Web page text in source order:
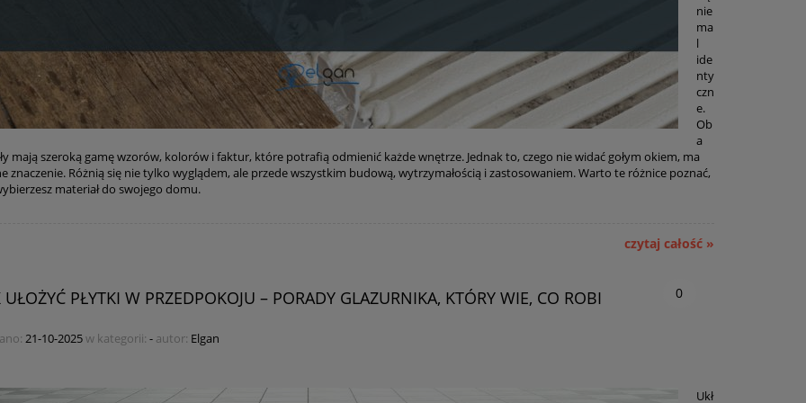
nie
ma
l
ide
nty
czn
e.
Ob
a
mają szeroką gamę wzorów, kolorów i faktur, które potrafią odmienić każde wnętrze. Jednak to, czego nie widać gołym okiem, ma
znaczenie. Różnią się nie tylko wyglądem, ale przede wszystkim budową, wytrzymałością i zastosowaniem. Warto te różnice poznać,
materiał do swojego domu.
czytaj całość »
UŁOŻYĆ PŁYTKI W PRZEDPOKOJU – PORADY GLAZURNIKA, KTÓRY WIE, CO ROBI 0
21-10-2025w kategorii: - autor: Elgan
Ukł